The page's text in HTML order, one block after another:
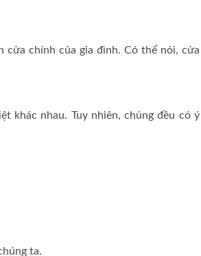
chính của gia đình. Có thể nói, cửa
khác nhau. Tuy nhiên, chúng đều có ý
ta.